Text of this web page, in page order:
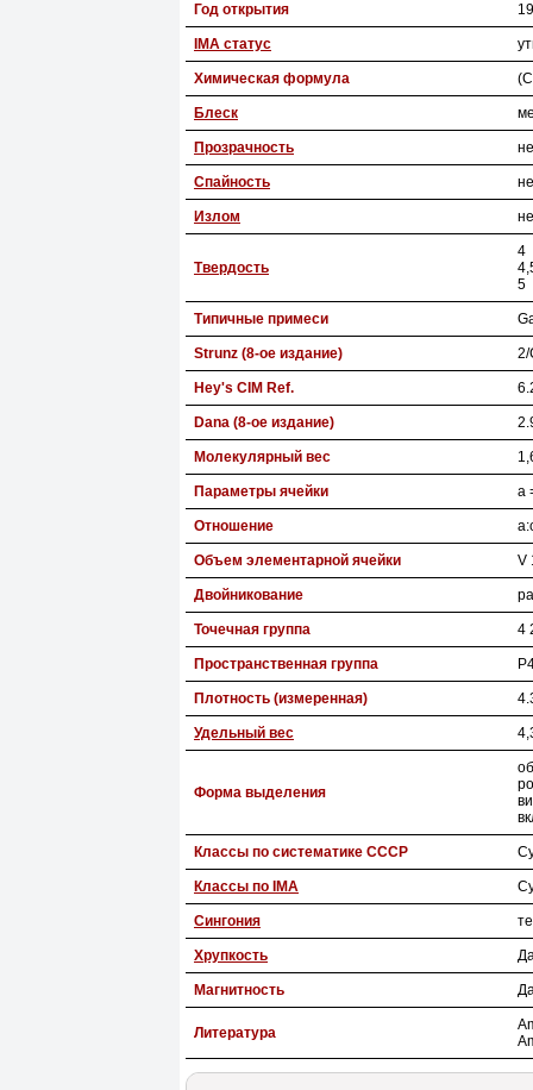
Год открытия
IMA статус
Химическая формула
Блеск
Прозрачность
Спайность
Излом
Твердость
4
5
Типичные примеси
Strunz (8-ое издание) 2/
Hey's CIM Ref.
Dana (8-ое издание)
Молекулярный вес
Параметры ячейки a
Отношение
Объем элементарной ячейки V
Двойникование
Точечная группа 4
Пространственная группа
Плотность (измеренная)
Удельный вес
Форма выделения
Классы по систематике СССР
Классы по IMA
Сингония
Хрупкость
Магнитность
Литература